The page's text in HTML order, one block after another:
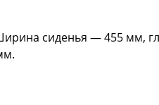
сиденья — 455 мм,